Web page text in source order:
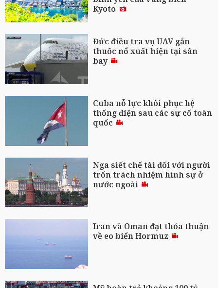
Kyoto
Đức điều tra vụ UAV gắn
thuốc nổ xuất hiện tại sân
bay
Cuba nỗ lực khôi phục hệ
thống điện sau các sự cố toàn
quốc
Nga siết chế tài đối với người
trốn trách nhiệm hình sự ở
nước ngoài
Iran và Oman đạt thỏa thuận
về eo biển Hormuz